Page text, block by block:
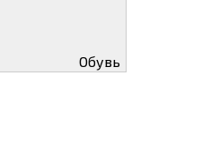
Обувь